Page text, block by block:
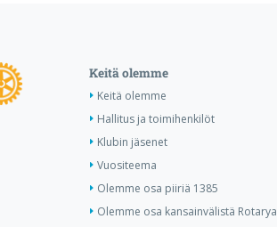
Keitä olemme
Keitä olemme
Hallitus ja toimihenkilöt
Klubin jäsenet
Vuositeema
Olemme osa piiriä 1385
Olemme osa kansainvälistä Rotarya